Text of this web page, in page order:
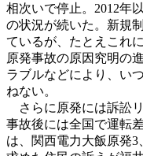
相次いで停止。2012年
の状況が続いた。新規
ているが、たとえこれ
原発事故の原因究明の
ラブルなどにより、い
ねない。
さらに原発には訴訟
事故後には全国で運転
は、関西電力大飯原発